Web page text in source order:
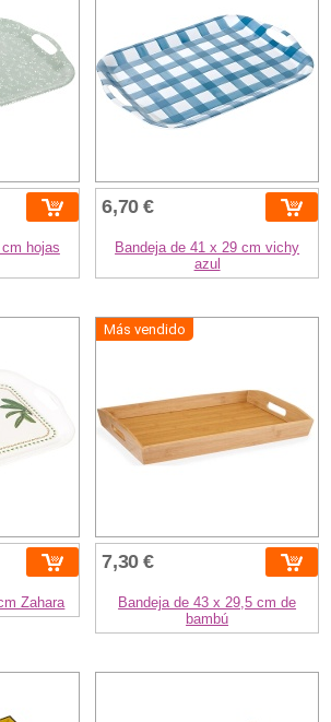
hojas
6,70 €
Bandeja de 41 x 29 cm vichy
azul
Zahara
Más vendido
7,30 €
Bandeja de 43 x 29,5 cm de
bambú